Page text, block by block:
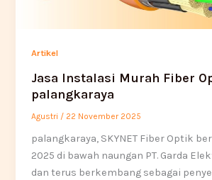
Artikel
Jasa Instalasi Murah Fiber
palangkaraya
Agustri / 22 November 2025
palangkaraya, SKYNET Fiber Optik
2025 di bawah naungan PT. Garda
dan terus berkembang sebagai